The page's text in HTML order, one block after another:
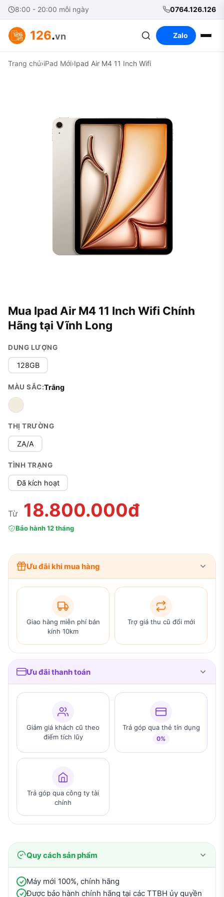
8:00 - 20:00 mỗi ngày 0764.126.126
126.vn Zalo
Trang chủ›iPad Mới›Ipad Air M4 11 Inch Wifi
Mua Ipad Air M4 11 Inch Wifi Chính
Hãng tại Vĩnh Long
DUNG LƯỢNG
128GB
MÀU SẮC:Trắng
THỊ TRƯỜNG
ZA/A
TÌNH TRẠNG
Đã kích hoạt
Từ 18.800.000đ
Bảo hành 12 tháng
Ưu đãi khi mua hàng
Giao hàng miễn phí bán
kính 10km
Trợ giá thu cũ đổi mới
Ưu đãi thanh toán
Giảm giá khách cũ theo
điểm tích lũy
Trả góp qua thẻ tín dụng
0%
Trả góp qua công ty tài
chính
Quy cách sản phẩm
Máy mới 100%, chính hãng
Được bảo hành chính hãng tại các TTBH ủy quyền